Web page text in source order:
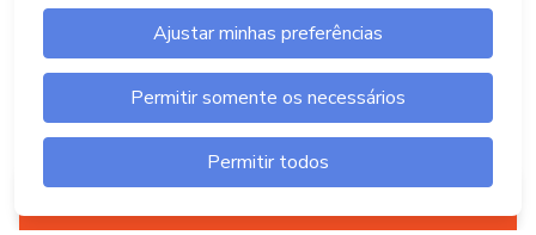
Ltda.
CNPJ nº. 13.427.325/0001-05
Endereço: Avenida Assis Chateaubriand, nº
499, Bairro Floresta, Belo Horizonte -MG, CEP
nº 30.150-101
Central de Ajuda
primeiro produto digital!
Aperte aquipra criar um produto digital